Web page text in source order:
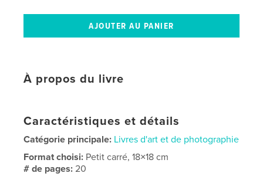
À propos du livre
Caractéristiques et détails
Catégorie principale: Livres d'art et de photographie
Format choisi: Petit carré, 18×18 cm
# de pages:20